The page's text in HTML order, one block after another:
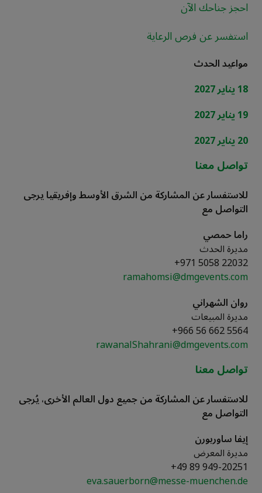
احجز جناحك الآن
استفسر عن فرص الرعاية
مواعيد الحدث
18 يناير 2027
19 يناير 2027
20 يناير 2027
تواصل معنا
للاستفسار عن المشاركة من الشرق الأوسط وإفريقيا يرجى
التواصل مع
راما حمصي
مديرة الحدث
+971 5058 22032
ramahomsi@dmgevents.com
روان الشهراني
مديرة المبيعات
5564 662 56 966+
rawanalShahrani@dmgevents.com
تواصل معنا
للاستفسار عن المشاركة من جميع دول العالم الأخرى، يُرجى
التواصل مع
إيفا ساوربورن
مديرة المعرض
+49 89 949-20251
eva.sauerborn@messe-muenchen.de